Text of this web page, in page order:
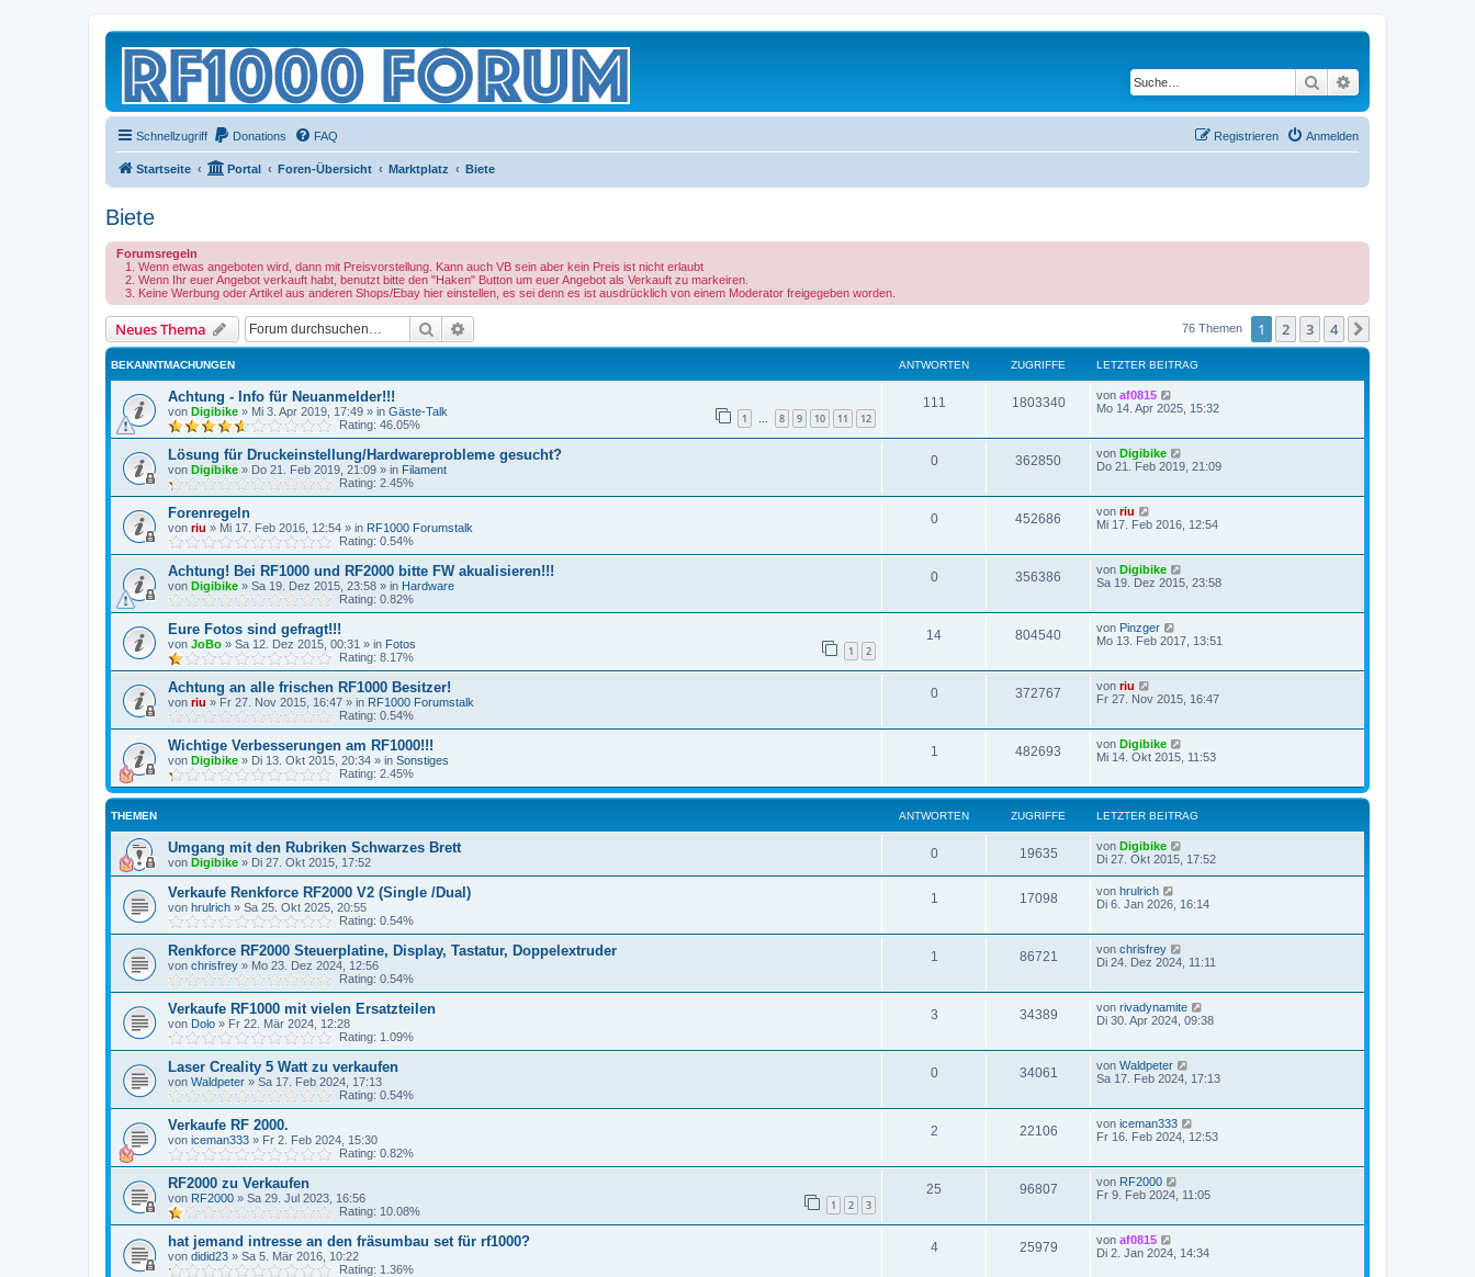
Suche
Schnellzugriff Donations FAQ Anmelden
Registrieren
Startseite Portal Foren-Übersicht Marktplatz Biete
Biete
Forumsregeln
Wenn etwas angeboten wird, dann mit Preisvorstellung. Kann auch VB sein aber kein Preis ist nicht erlaubt
Wenn Ihr euer Angebot verkauft habt, benutzt bitte den "Haken" Button um euer Angebot als Verkauft zu markeiren.
Keine Werbung oder Artikel aus anderen Shops/Ebay hier einstellen, es sei denn es ist ausdrücklich von einem Moderator freigegeben worden.
Neues Thema Suche 76 Themen 1 2 3 4
BEKANNTMACHUNGEN ANTWORTEN ZUGRIFFE LETZTER BEITRAG
Achtung - Info für Neuanmelder!!!
von Digibike » Mi 3. Apr 2019, 17:49 » in Gäste-Talk 1 … 8 9 10 11 12
Rating: 46.05%
111 1803340 von af0815
Mo 14. Apr 2025, 15:32
Lösung für Druckeinstellung/Hardwareprobleme gesucht?
von Digibike » Do 21. Feb 2019, 21:09 » in Filament
Rating: 2.45%
0 362850 von Digibike
Do 21. Feb 2019, 21:09
Forenregeln
von riu » Mi 17. Feb 2016, 12:54 » in RF1000 Forumstalk
Rating: 0.54%
0 452686 von riu
Mi 17. Feb 2016, 12:54
Achtung! Bei RF1000 und RF2000 bitte FW akualisieren!!!
von Digibike » Sa 19. Dez 2015, 23:58 » in Hardware
Rating: 0.82%
0 356386 von Digibike
Sa 19. Dez 2015, 23:58
Eure Fotos sind gefragt!!!
von JoBo » Sa 12. Dez 2015, 00:31 » in Fotos 1 2
Rating: 8.17%
14 804540 von Pinzger
Mo 13. Feb 2017, 13:51
Achtung an alle frischen RF1000 Besitzer!
von riu » Fr 27. Nov 2015, 16:47 » in RF1000 Forumstalk
Rating: 0.54%
0 372767 von riu
Fr 27. Nov 2015, 16:47
Wichtige Verbesserungen am RF1000!!!
von Digibike » Di 13. Okt 2015, 20:34 » in Sonstiges
Rating: 2.45%
1 482693 von Digibike
Mi 14. Okt 2015, 11:53
THEMEN ANTWORTEN ZUGRIFFE LETZTER BEITRAG
Umgang mit den Rubriken Schwarzes Brett
von Digibike » Di 27. Okt 2015, 17:52
0 19635 von Digibike
Di 27. Okt 2015, 17:52
Verkaufe Renkforce RF2000 V2 (Single /Dual)
von hrulrich » Sa 25. Okt 2025, 20:55
Rating: 0.54%
1 17098 von hrulrich
Di 6. Jan 2026, 16:14
Renkforce RF2000 Steuerplatine, Display, Tastatur, Doppelextruder
von chrisfrey » Mo 23. Dez 2024, 12:56
Rating: 0.54%
1 86721 von chrisfrey
Di 24. Dez 2024, 11:11
Verkaufe RF1000 mit vielen Ersatzteilen
von Dolo » Fr 22. Mär 2024, 12:28
Rating: 1.09%
3 34389 von rivadynamite
Di 30. Apr 2024, 09:38
Laser Creality 5 Watt zu verkaufen
von Waldpeter » Sa 17. Feb 2024, 17:13
Rating: 0.54%
0 34061 von Waldpeter
Sa 17. Feb 2024, 17:13
Verkaufe RF 2000.
von iceman333 » Fr 2. Feb 2024, 15:30
Rating: 0.82%
2 22106 von iceman333
Fr 16. Feb 2024, 12:53
RF2000 zu Verkaufen
von RF2000 » Sa 29. Jul 2023, 16:56 1 2 3
Rating: 10.08%
25 96807 von RF2000
Fr 9. Feb 2024, 11:05
hat jemand intresse an den fräsumbau set für rf1000?
von didid23 » Sa 5. Mär 2016, 10:22
Rating: 1.36%
4 25979 von af0815
Di 2. Jan 2024, 14:34